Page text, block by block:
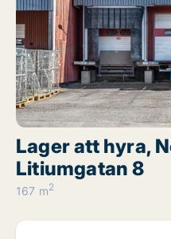
Lager att hyra,
Litiumgatan 8
167 m2